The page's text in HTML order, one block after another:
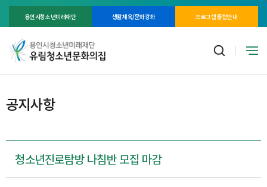
용인시청소년미래재단 생활체육/문화강좌 프로그램 통합안내
공지사항
청소년진로탐방 나침반 모집 마감